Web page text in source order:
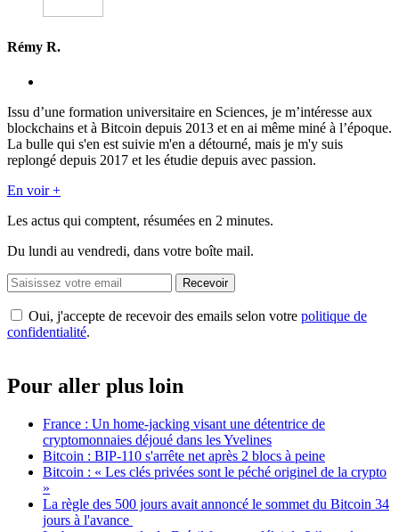
Rémy R.
Issu d’une formation universitaire en Sciences, je m’intéresse aux
blockchains et à Bitcoin depuis 2013 et en ai même miné à l’époque.
La bulle qui s'en est suivie m'en a détourné, mais je m'y suis
replongé depuis 2017 et les étudie depuis avec passion.
En voir +
Les actus qui comptent, résumées en 2 minutes.
Du lundi au vendredi, dans votre boîte mail.
Recevoir
Oui, j'accepte de recevoir des emails selon votre politique de
confidentialité.
Pour aller plus loin
France : Un home-jacking visant une détentrice de
cryptomonnaies déjoué dans les Yvelines
Bitcoin : BIP-110 s'arrête net après 2 blocs à peine
Bitcoin : « Les clés privées sont le péché originel de la crypto
»
La règle des 500 jours avait annoncé le sommet du Bitcoin 34
jours à l'avance